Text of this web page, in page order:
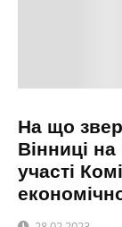
На що
Вінниці
участі